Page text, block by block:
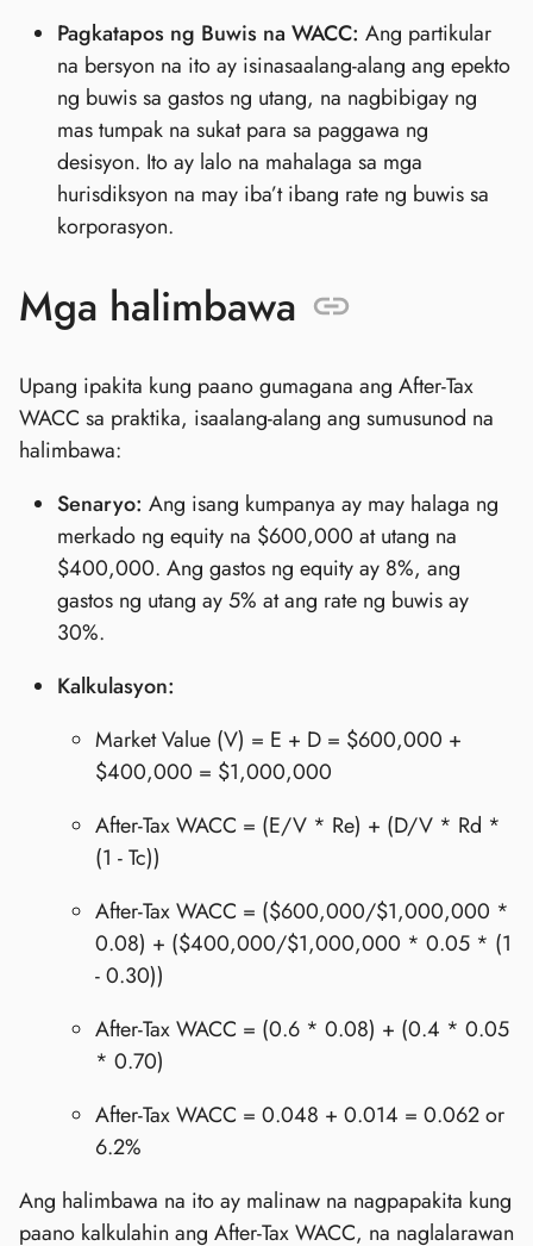
Pagkatapos ng Buwis na WACC: Ang partikular
na bersyon na ito ay isinasaalang-alang ang epekto
ng buwis sa gastos ng utang, na nagbibigay ng
mas tumpak na sukat para sa paggawa ng
desisyon. Ito ay lalo na mahalaga sa mga
hurisdiksyon na may iba’t ibang rate ng buwis sa
korporasyon.
Mga halimbawa
Upang ipakita kung paano gumagana ang After-Tax
WACC sa praktika, isaalang-alang ang sumusunod na
halimbawa:
Senaryo: Ang isang kumpanya ay may halaga ng
merkado ng equity na $600,000 at utang na
$400,000. Ang gastos ng equity ay 8%, ang
gastos ng utang ay 5% at ang rate ng buwis ay
30%.
Kalkulasyon:
Market Value (V) = E + D = $600,000 +
$400,000 = $1,000,000
After-Tax WACC = (E/V * Re) + (D/V * Rd *
(1 - Tc))
After-Tax WACC = ($600,000/$1,000,000 *
0.08) + ($400,000/$1,000,000 * 0.05 * (1
- 0.30))
After-Tax WACC = (0.6 * 0.08) + (0.4 * 0.05
* 0.70)
After-Tax WACC = 0.048 + 0.014 = 0.062 or
6.2%
Ang halimbawa na ito ay malinaw na nagpapakita kung
paano kalkulahin ang After-Tax WACC, na naglalarawan